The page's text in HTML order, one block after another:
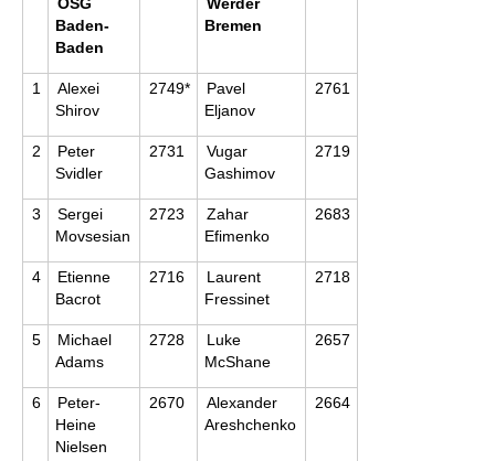
Baden-
Baden
Bremen
1
Alexei
Shirov
2749*
Pavel
Eljanov
2761
2
Peter
Svidler
2731
Vugar
Gashimov
2719
3
Sergei
Movsesian
2723
Zahar
Efimenko
2683
4
Etienne
Bacrot
2716
Laurent
Fressinet
2718
5
Michael
Adams
2728
Luke
McShane
2657
6
Peter-
Heine
Nielsen
2670
Alexander
Areshchenko
2664